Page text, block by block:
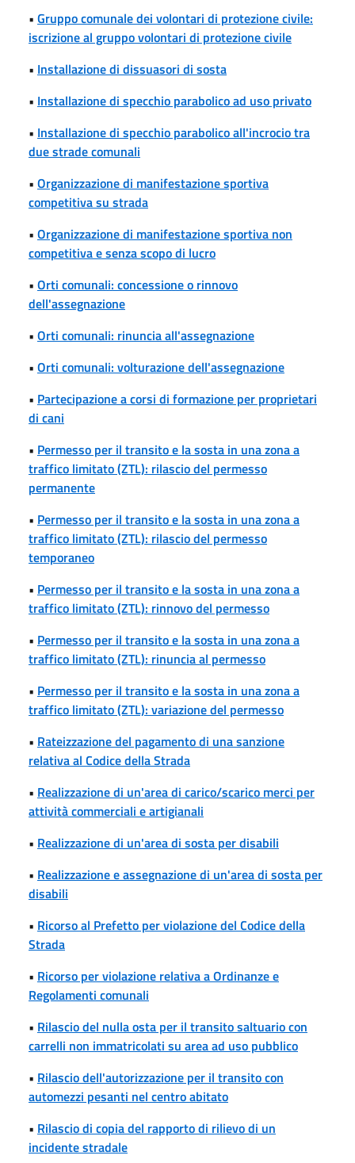
• Gruppo comunale dei volontari di protezione civile:
iscrizione al gruppo volontari di protezione civile
• Installazione di dissuasori di sosta
• Installazione di specchio parabolico ad uso privato
• Installazione di specchio parabolico all'incrocio tra
due strade comunali
• Organizzazione di manifestazione sportiva
competitiva su strada
• Organizzazione di manifestazione sportiva non
competitiva e senza scopo di lucro
• Orti comunali: concessione o rinnovo
dell'assegnazione
• Orti comunali: rinuncia all'assegnazione
• Orti comunali: volturazione dell'assegnazione
• Partecipazione a corsi di formazione per proprietari
di cani
• Permesso per il transito e la sosta in una zona a
traffico limitato (ZTL): rilascio del permesso
permanente
• Permesso per il transito e la sosta in una zona a
traffico limitato (ZTL): rilascio del permesso
temporaneo
• Permesso per il transito e la sosta in una zona a
traffico limitato (ZTL): rinnovo del permesso
• Permesso per il transito e la sosta in una zona a
traffico limitato (ZTL): rinuncia al permesso
• Permesso per il transito e la sosta in una zona a
traffico limitato (ZTL): variazione del permesso
• Rateizzazione del pagamento di una sanzione
relativa al Codice della Strada
• Realizzazione di un'area di carico/scarico merci per
attività commerciali e artigianali
• Realizzazione di un'area di sosta per disabili
• Realizzazione e assegnazione di un'area di sosta per
disabili
• Ricorso al Prefetto per violazione del Codice della
Strada
• Ricorso per violazione relativa a Ordinanze e
Regolamenti comunali
• Rilascio del nulla osta per il transito saltuario con
carrelli non immatricolati su area ad uso pubblico
• Rilascio dell'autorizzazione per il transito con
automezzi pesanti nel centro abitato
• Rilascio di copia del rapporto di rilievo di un
incidente stradale